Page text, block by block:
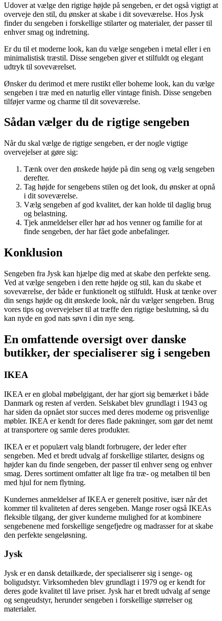
Udover at vælge den rigtige højde på sengeben, er det også vigtigt at
overveje den stil, du ønsker at skabe i dit soveværelse. Hos Jysk
finder du sengeben i forskellige stilarter og materialer, der passer til
enhver smag og indretning.
Er du til et moderne look, kan du vælge sengeben i metal eller i en
minimalistisk træstil. Disse sengeben giver et stilfuldt og elegant
udtryk til soveværelset.
Ønsker du derimod et mere rustikt eller boheme look, kan du vælge
sengeben i træ med en naturlig eller vintage finish. Disse sengeben
tilføjer varme og charme til dit soveværelse.
Sådan vælger du de rigtige sengeben
Når du skal vælge de rigtige sengeben, er der nogle vigtige
overvejelser at gøre sig:
Tænk over den ønskede højde på din seng og vælg sengeben
derefter.
Tag højde for sengebens stilen og det look, du ønsker at opnå
i dit soveværelse.
Vælg sengeben af god kvalitet, der kan holde til daglig brug
og belastning.
Tjek anmeldelser eller hør ad hos venner og familie for at
finde sengeben, der har fået gode anbefalinger.
Konklusion
Sengeben fra Jysk kan hjælpe dig med at skabe den perfekte seng.
Ved at vælge sengeben i den rette højde og stil, kan du skabe et
soveværelse, der både er funktionelt og stilfuldt. Husk at tænke over
din sengs højde og dit ønskede look, når du vælger sengeben. Brug
vores tips og overvejelser til at træffe den rigtige beslutning, så du
kan nyde en god nats søvn i din nye seng.
En omfattende oversigt over danske
butikker, der specialiserer sig i sengeben
IKEA
IKEA er en global møbelgigant, der har gjort sig bemærket i både
Danmark og resten af verden. Selskabet blev grundlagt i 1943 og
har siden da opnået stor succes med deres moderne og prisvenlige
møbler. IKEA er kendt for deres flade pakninger, som gør det nemt
at transportere og samle deres produkter.
IKEA er et populært valg blandt forbrugere, der leder efter
sengeben. Med et bredt udvalg af forskellige stilarter, designs og
højder kan du finde sengeben, der passer til enhver seng og enhver
smag. Deres sortiment omfatter alt lige fra træ- og metalben til ben
med hjul for nem flytning.
Kundernes anmeldelser af IKEA er generelt positive, især når det
kommer til kvaliteten af deres sengeben. Mange roser også IKEAs
fleksible tilgang, der giver kunderne mulighed for at kombinere
sengebenene med forskellige sengefjedre og madrasser for at skabe
den perfekte sengeløsning.
Jysk
Jysk er en dansk detailkæde, der specialiserer sig i senge- og
boligudstyr. Virksomheden blev grundlagt i 1979 og er kendt for
deres gode kvalitet til lave priser. Jysk har et bredt udvalg af senge
og sengeudstyr, herunder sengeben i forskellige størrelser og
materialer.